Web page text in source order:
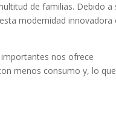
de familias. Debido a
modernidad innovadora
nos ofrece
menos consumo y, lo